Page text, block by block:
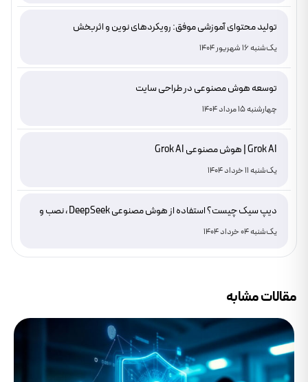
تولید محتوای آموزشی موفق: رویکردهای نوین و اثربخش
یک‌شنبه 16 شهریور 1404
توسعه هوش مصنوعی در طراحی سایت
چهارشنبه 15 مرداد 1404
Grok AI | هوش مصنوعی Grok AI
یک‌شنبه 11 خرداد 1404
دیپ سیک چیست؟ استفاده از هوش مصنوعی DeepSeek ، نصب و
دانلود
یک‌شنبه 04 خرداد 1404
مقالات مشابه